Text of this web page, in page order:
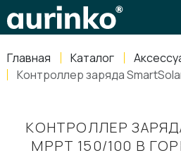
Главная Каталог
Контроллер заряда
КОНТРОЛЛЕР ЗАРЯДА
MPPT 150/100 В
Россия, Свердловская область
8-800-770-79-40